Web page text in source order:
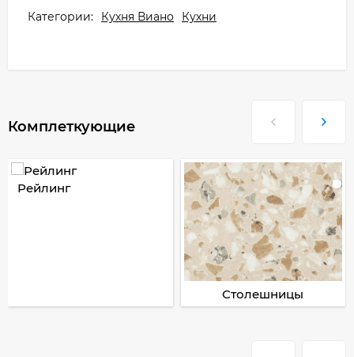
Категории: Кухня Виано Кухни
Комплеткующие
Рейлинг
Столешницы